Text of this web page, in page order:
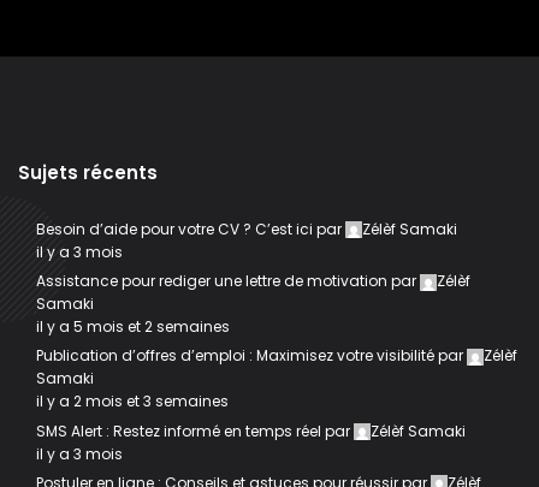
Sujets récents
Besoin d’aide pour votre CV ? C’est ici par
Zélèf Samaki
il y a 3 mois
Assistance pour rediger une lettre de motivation par
Zélèf
Samaki
il y a 5 mois et 2 semaines
Publication d’offres d’emploi : Maximisez votre visibilitépar
Zélèf
Samaki
il y a 2 mois et 3 semaines
SMS Alert : Restez informé en temps réel par
Zélèf Samaki
il y a 3 mois
Postuler en ligne : Conseils et astuces pour réussirpar
Zélèf